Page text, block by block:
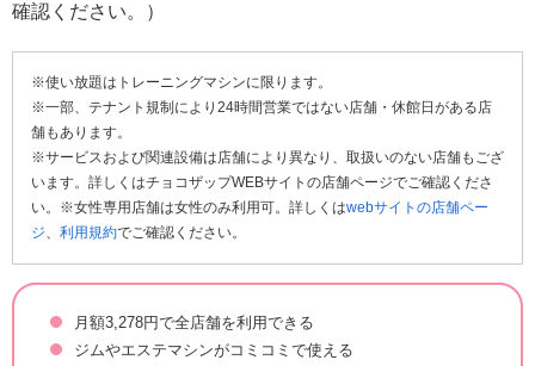
確認ください。）
※使い放題はトレーニングマシンに限ります。
※一部、テナント規制により24時間営業ではない店舗・休館日がある店
舗もあります。
※サービスおよび関連設備は店舗により異なり、取扱いのない店舗もござ
います。詳しくはチョコザップWEBサイトの店舗ページでご確認くださ
い。※女性専用店舗は女性のみ利用可。詳しくはwebサイトの店舗ペー
ジ、 利用規約でご確認ください。
月額3,278円で全店舗を利用できる
ジムやエステマシンがコミコミで使える